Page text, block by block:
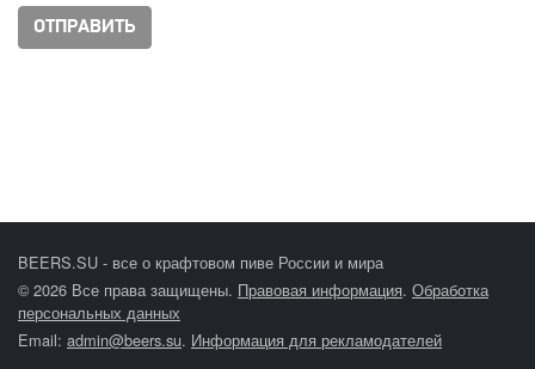
BEERS.SU - все о крафтовом пиве России и мира
© 2026 Все права защищены. Правовая информация. Обработка
персональных данных
Email: admin@beers.su. Информация для рекламодателей